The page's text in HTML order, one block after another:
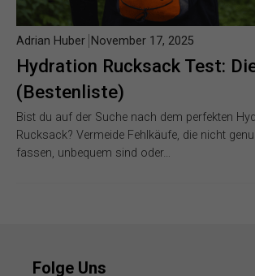
Hydration Rucksack Test:
(Bestenliste)
Adrian Huber November 17, 2025
Bist du auf der Suche nach dem perfekten
Rucksack? Vermeide Fehlkäufe, die nicht
fassen, unbequem sind oder…
Folge Uns